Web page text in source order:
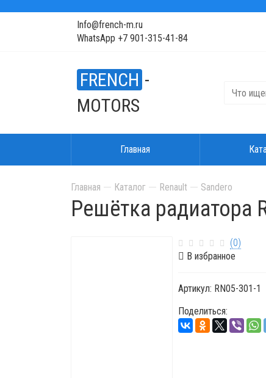
Info@french-m.ru
WhatsApp +7 901-315-41-84
FRENCH -
MOTORS
Главная
Главная Каталог Renault Sandero
Решётка радиатора
(0)
В избранное
Артикул: RN05-301-1
Поделиться: